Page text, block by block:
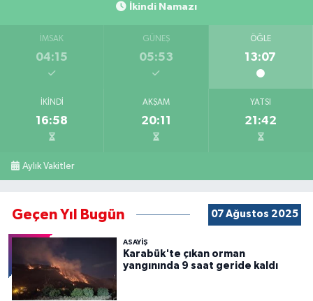
İkindi Namazı
İMSAK
04:15
GÜNEŞ
05:53
ÖĞLE
13:07
İKINDI
16:58
AKŞAM
20:11
YATSI
21:42
Aylık Vakitler
Geçen Yıl Bugün 07 Ağustos 2025
ASAYİŞ
Karabük'te çıkan orman
yangınında 9 saat geride kaldı